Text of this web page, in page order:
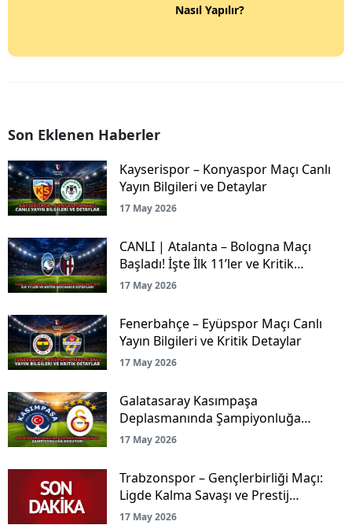
Nasıl Yapılır?
Son Eklenen Haberler
Kayserispor – Konyaspor Maçı Canlı
Yayın Bilgileri ve Detaylar
17 May 2026
CANLI | Atalanta – Bologna Maçı
Başladı! İşte İlk 11’ler ve Kritik
Mücadele Detayları
17 May 2026
Fenerbahçe – Eyüpspor Maçı Canlı
Yayın Bilgileri ve Kritik Detaylar
17 May 2026
Galatasaray Kasımpaşa
Deplasmanında Şampiyonluğa
Koşuyor!
17 May 2026
Trabzonspor – Gençlerbirliği Maçı:
Ligde Kalma Savaşı ve Prestij
Mücadelesi Canlı Yayınla Ekranlarda!
17 May 2026